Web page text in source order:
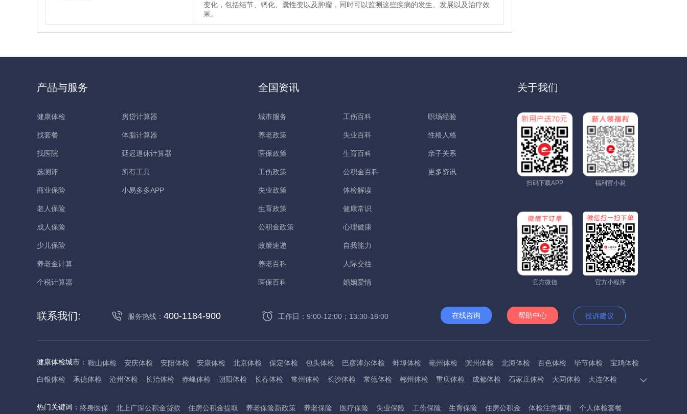
变化，包括结节、钙化、囊性变以及肿瘤，同时可以监测这些疾病的发生、发展以及治疗效
果。
产品与服务
健康体检
找套餐
找医院
选测评
商业保险
老人保险
成人保险
少儿保险
养老金计算
个税计算器
房贷计算器
体脂计算器
延迟退休计算器
所有工具
小易多多APP
全国资讯
城市服务
养老政策
医保政策
工伤政策
失业政策
生育政策
公积金政策
政策速递
养老百科
医保百科
工伤百科
失业百科
生育百科
公积金百科
体检解读
健康常识
心理健康
自我能力
人际交往
婚姻爱情
职场经验
性格人格
亲子关系
更多资讯
关于我们
扫码下载APP 福利官小易
官方微信 官方小程序
联系我们: 服务热线： 400-1184-900 工作日：9:00-12:00；13:30-18:00 在线咨询 帮助中心 投诉建议
健康体检城市： 鞍山体检 安庆体检 安阳体检 安康体检 北京体检 保定体检 包头体检 巴彦淖尔体检 蚌埠体检 亳州体检 滨州体检 北海体检 百色体检 毕节体检
宝鸡体检
白银体检
承德体检 沧州体检 长治体检 赤峰体检 朝阳体检 长春体检 常州体检 长沙体检 常德体检 郴州体检 重庆体检 成都体检 石家庄体检 大同体检
大连体检
抚州体检
佛山体检 防城港体检 赣州体检 广州体检 桂林体检 贵港体检 广元体检 贵阳体检 红河体检 邯郸体检 衡水体检 呼和浩特体检 呼伦贝尔体检 葫芦岛体检
热门关键词： 终身医保 北上广深公积金贷款 住房公积金提取 养老保险新政策 养老保险 医疗保险 失业保险 工伤保险 生育保险 住房公积金 体检注意事项 个人体检套餐